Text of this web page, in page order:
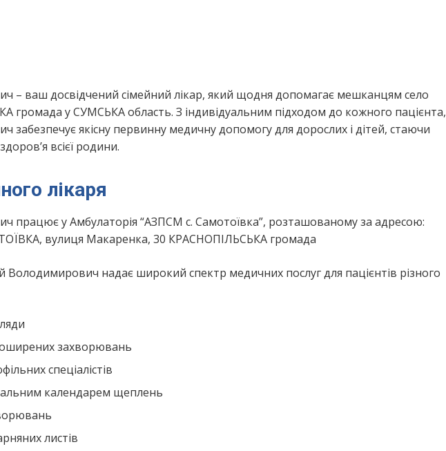
– ваш досвідчений сімейний лікар, який щодня допомагає мешканцям село
у СУМСЬКА область. З індивідуальним підходом до кожного пацієнта,
якісну первинну медичну допомогу для дорослих і дітей, стаючи
всієї родини.
лікаря
працює у Амбулаторія “АЗПСМ с. Самотоївка”, розташованому за адресою:
вулиця Макаренка, 30 КРАСНОПІЛЬСЬКА громада
Володимирович надає широкий спектр медичних послуг для пацієнтів різного
захворювань
спеціалістів
календарем щеплень
листів